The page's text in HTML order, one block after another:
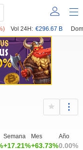
Vol 24H: €296.67 B
Semana
+17.21%
Mes
+63.73%
Año
0.00%